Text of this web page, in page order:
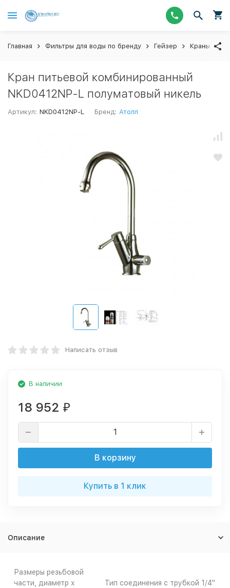
Главная Фильтры для воды по бренду Гейзер Краны для
Кран питьевой комбинированный
NKD0412NP-L полуматовый никель
Артикул: NKD0412NP-L Бренд: Атолл
Написать отзыв
В наличии
18 952 ₽
В корзину
Купить в 1 клик
Описание
Размеры резьбовой
части, диаметр х
Тип соединения с трубкой 1/4"